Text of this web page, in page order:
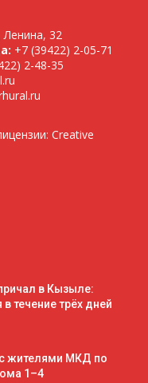
32
+7 (39422) 2-05-71
2-48-35
Creative
в Кызыле:
течение трёх дней
жителями МКД по
1–4